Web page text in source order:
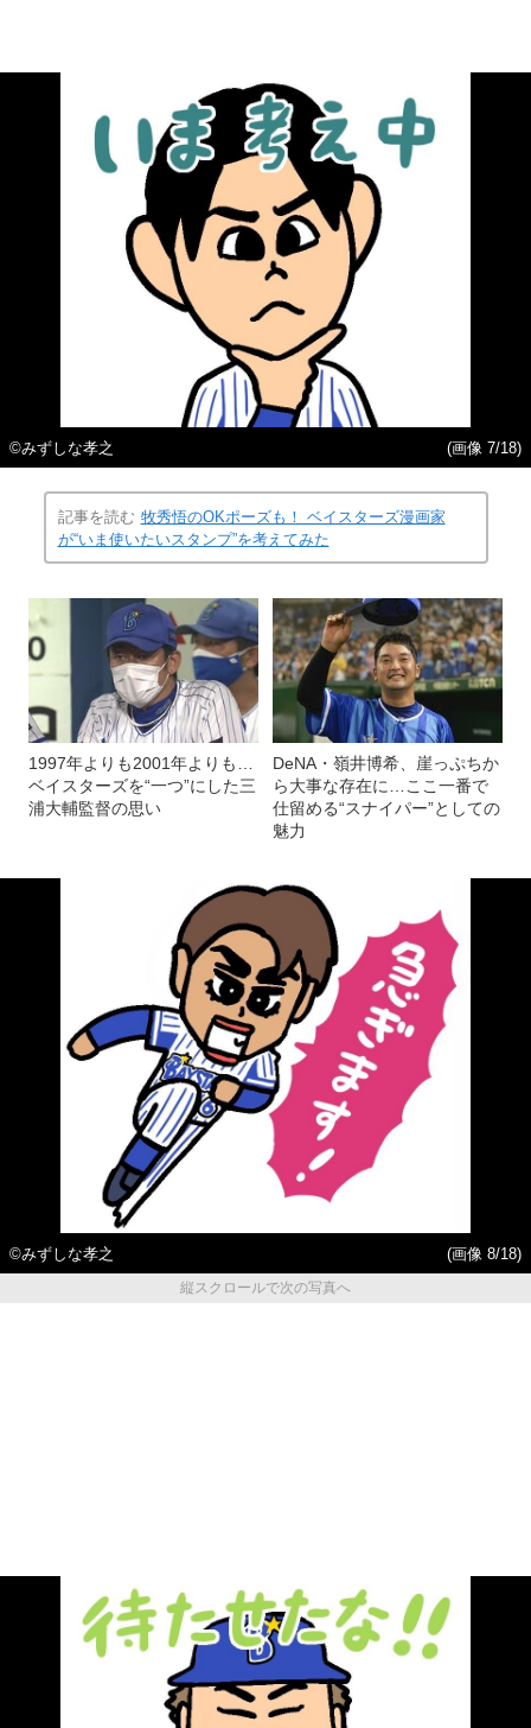
©みずしな孝之 (画像 7/18)
記事を読む 牧秀悟のOKポーズも！ ベイスターズ漫画家
が“いま使いたいスタンプ”を考えてみた
1997年よりも2001年よりも…
ベイスターズを“一つ”にした三
浦大輔監督の思い
DeNA・嶺井博希、崖っぷちか
ら大事な存在に…ここ一番で
仕留める“スナイパー”としての
魅力
©みずしな孝之
(画像 8/18)
縦スクロールで次の写真へ